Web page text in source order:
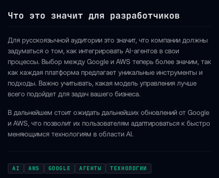
Что это значит для разработчиков
Для русскоязычной аудитории это значит, что компании должны
задуматься о том, как интегрировать AI-агентов в свои
процессы. Выбор между Google и AWS теперь более значим, так
как каждая платформа предлагает уникальные инструменты и
подходы. Важно учитывать, какая модель управления лучше
всего подойдет для задач вашего бизнеса.
В дальнейшем стоит ожидать дальнейших обновлений от Google
и AWS, что позволит их пользователям адаптироваться к быстро
меняющимся технологиям в области AI.
AI AWS GOOGLE АГЕНТЫ ТЕХНОЛОГИИ